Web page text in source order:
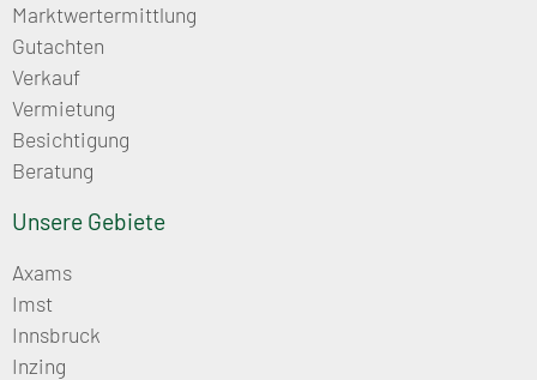
Marktwertermittlung
Gutachten
Verkauf
Vermietung
Besichtigung
Beratung
Unsere Gebiete
Axams
Imst
Innsbruck
Inzing